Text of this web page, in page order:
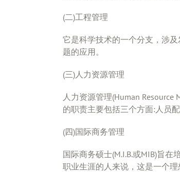
(二)工程管理
它是科学技术的一个分支，涉
题的应用。
(三)人力资源管理
人力资源管理(Human
的职责主要包括三个方面:人员
(四)国际商务管理
国际商务硕士(M.I.B.或MIB)旨
职业生涯的人来说，这是一个理